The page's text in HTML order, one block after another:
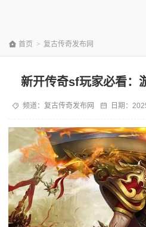
首页 > 复古传奇发布网
新开传奇sf玩家必看：
频道： 复古传奇发布网 日期：